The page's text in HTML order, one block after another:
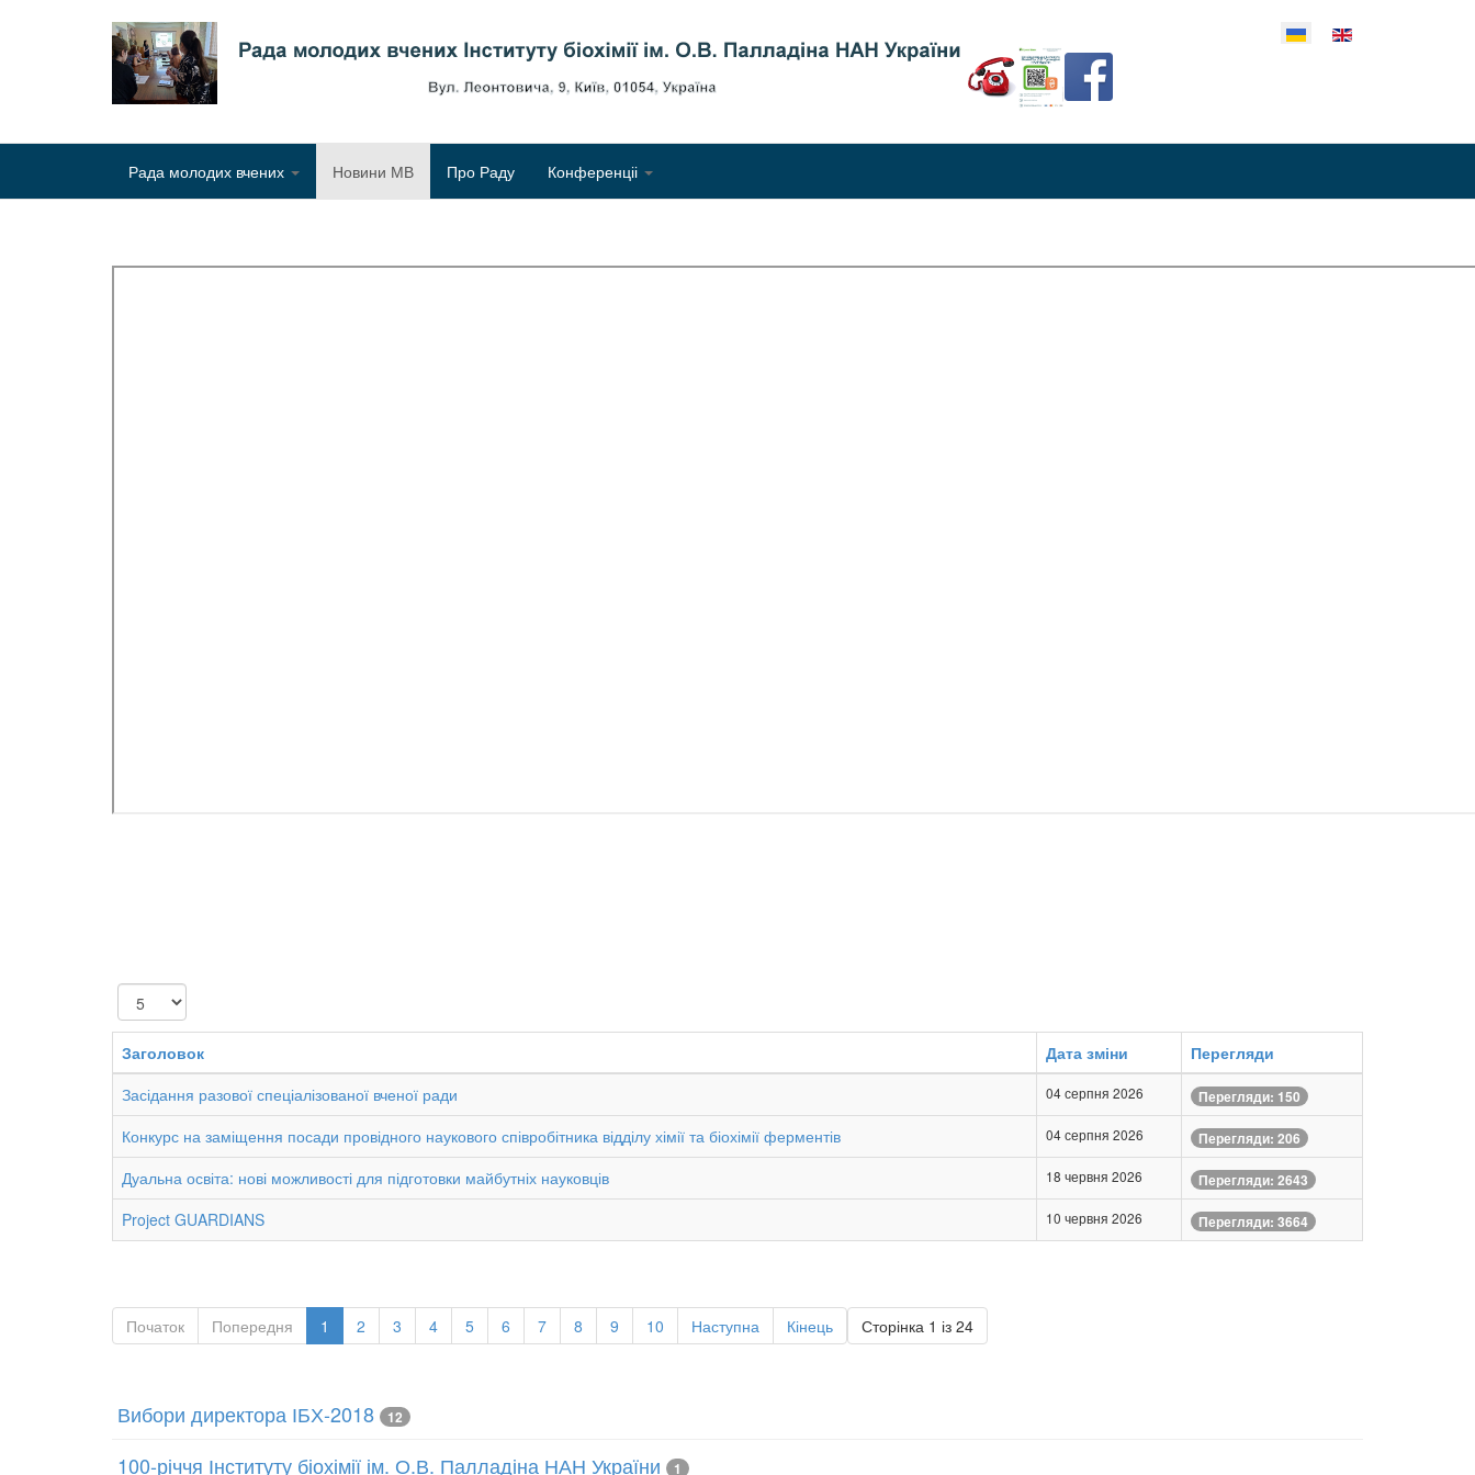
Рада молодих вчених Новини МВ Про Раду Конференціі
Показувати
Заголовок Дата зміни
Перегляди
Засідання разової спеціалізованої вченої ради
04 серпня 2026 Перегляди: 150
Конкурс на заміщення посади провідного наукового співробітника відділу хімії та біохімії ферментів 04 серпня 2026 Перегляди: 206
Дуальна освіта: нові можливості для підготовки майбутніх науковців 18 червня 2026 Перегляди: 2643
Project GUARDIANS 10 червня 2026 Перегляди: 3664
Сторінка 1 із 24
Початок Попередня 1 2 3 4 5 6 7 8 9 10 Наступна Кінець
Вибори директора ІБХ-2018 12
100-річчя Інституту біохімії ім. О.В. Палладіна НАН України 1